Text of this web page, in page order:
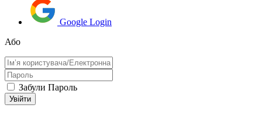
Google Login
Або
Забули Пароль